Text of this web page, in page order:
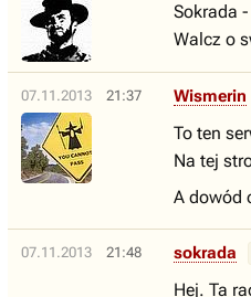
Sokrada
Walcz o
07.11.2013 21:37 Wismerin
To ten
Na tej
A dowód
07.11.2013 21:48 sokrada
Hej. Ta